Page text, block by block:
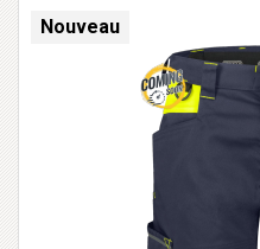
Nouveau